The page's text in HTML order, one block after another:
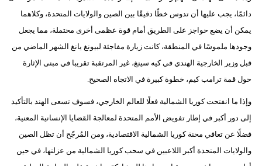
دائمًا، يجب عليها أن تدوس خطًا دقيقًا بين الصين والولايات المتحدة، وكلاهما
يمكن أن يضع حواجز على الطريق أمام قوة عظمى أخرى محتملة، مما يجعل
وجودها ملموسًا في المنطقة، كانت زيارة مفاجئة لبيونغ يانغ الشهر الماضي من
قبل وزير الخارجية الهندي في كيه سينغ، غير المرتقبة تقريبا في مبنى الإثارة
حول قمة ترامب كيم، خطوة كبيرة في الاتجاه الصحيح.
وإذا ما انفتحت كوريا الشمالية فعلًا للعالم الخارجي، فسوف تسعى الهند بالتأكيد
إلى دور أكبر في إطار تفويض الأمم المتحدة لمعالجة القضايا الإنسانية المعنية،
فضلًا عن تعافي محنة كوريا الشمالية الاقتصادية، ومن المُرجّح أن تظل الصين
والولايات المتحدة أكبر اللاعبين في سحب كوريا الشمالية من عزلتها، في حين